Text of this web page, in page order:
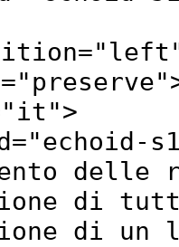
="left
="preserve
it">
="echoid-
di
di un